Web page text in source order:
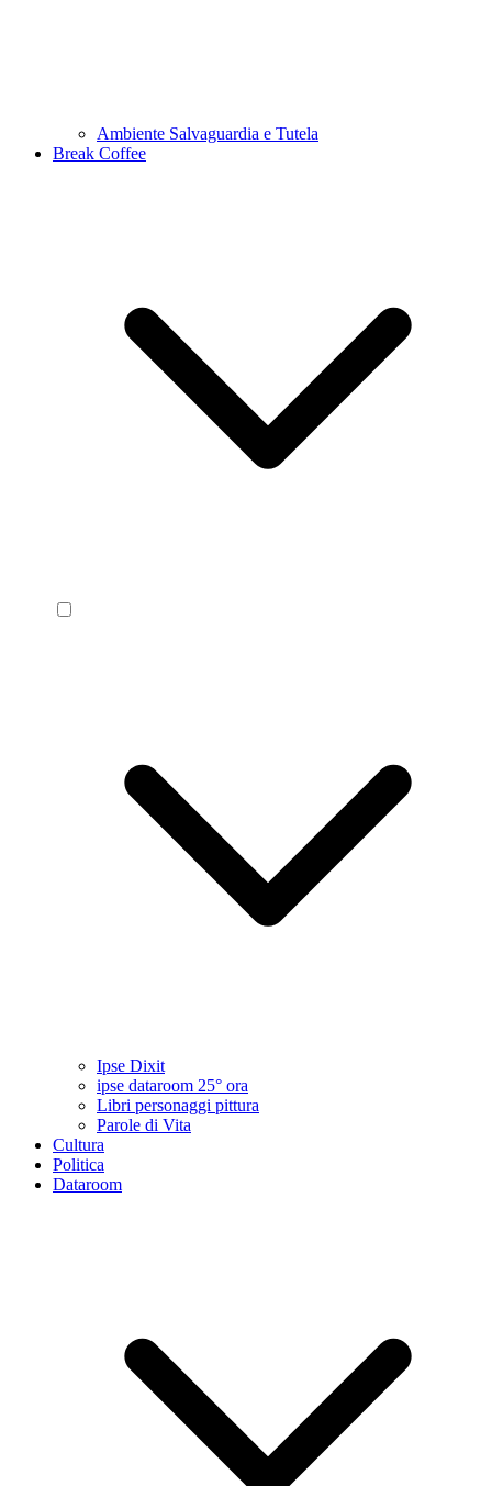
Ambiente Salvaguardia e Tutela
Break Coffee
Ipse Dixit
ipse dataroom 25° ora
Libri personaggi pittura
Parole di Vita
Cultura
Politica
Dataroom